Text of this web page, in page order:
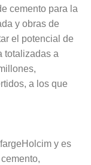
cemento para la
y obras de
el potencial de
totalizadas a
a los que
y es